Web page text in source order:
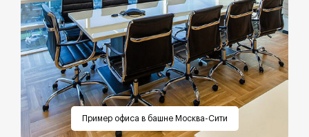
Пример офиса в башне Москва-Сити